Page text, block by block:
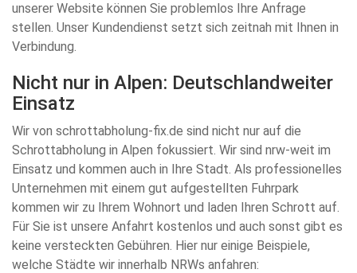
unserer Website können Sie problemlos Ihre Anfrage
stellen. Unser Kundendienst setzt sich zeitnah mit Ihnen in
Verbindung.
Nicht nur in Alpen: Deutschlandweiter
Einsatz
Wir von schrottabholung-fix.de sind nicht nur auf die
Schrottabholung in Alpen fokussiert. Wir sind nrw-weit im
Einsatz und kommen auch in Ihre Stadt. Als professionelles
Unternehmen mit einem gut aufgestellten Fuhrpark
kommen wir zu Ihrem Wohnort und laden Ihren Schrott auf.
Für Sie ist unsere Anfahrt kostenlos und auch sonst gibt es
keine versteckten Gebühren. Hier nur einige Beispiele,
welche Städte wir innerhalb NRWs anfahren: